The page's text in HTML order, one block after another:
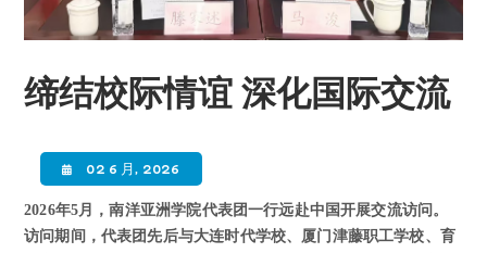
缔结校际情谊 深化国际交流
02 6 月, 2026
2026年5月，南洋亚洲学院代表团一行远赴中国开展交流访问。
访问期间，代表团先后与大连时代学校、厦门津藤职工学校、育